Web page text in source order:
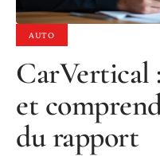
AUTO
CarVertical
et
du rapport